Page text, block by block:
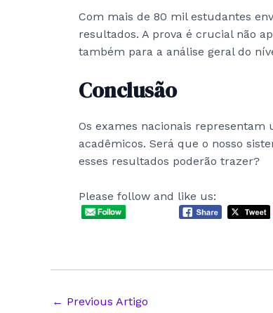
Com mais de 80 mil estudantes
resultados. A prova é crucial não
também para a análise geral do
Conclusão
Os exames nacionais
acadêmicos. Será que o nosso
esses resultados poderão trazer?
Please follow and like us:
Post
← Previous Artigo